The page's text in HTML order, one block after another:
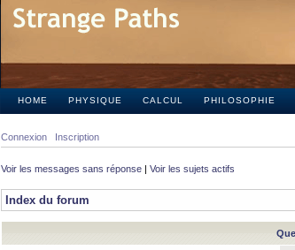
HOME PHYSIQUE CALCUL PHILOSOPHIE
Connexion Inscription
Voir les messages sans réponse | Voir les sujets actifs
Index du forum